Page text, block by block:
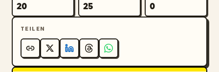
20 25 0
TEILEN